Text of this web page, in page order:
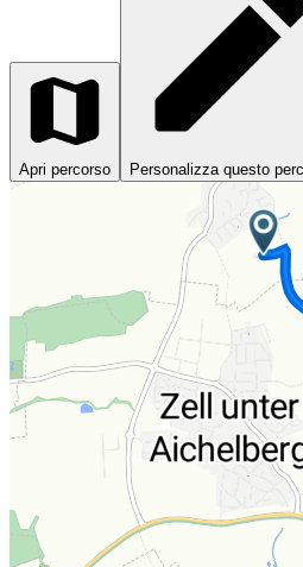
Apri percorso Personalizza questo